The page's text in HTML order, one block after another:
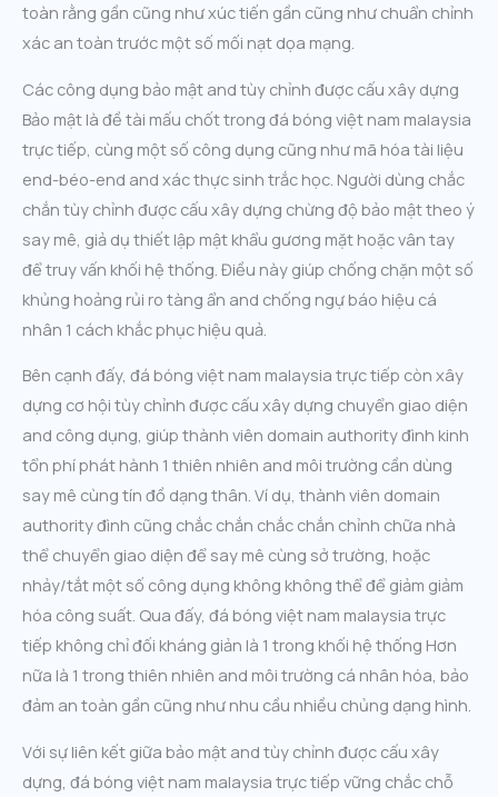
toàn rằng gần cũng như xúc tiến gần cũng như chuẩn chỉnh
xác an toàn trước một số mối nạt dọa mạng.
Các công dụng bảo mật and tùy chỉnh được cấu xây dựng
Bảo mật là đề tài mấu chốt trong đá bóng việt nam malaysia
trực tiếp, cùng một số công dụng cũng như mã hóa tài liệu
end-béo-end and xác thực sinh trắc học. Người dùng chắc
chắn tùy chỉnh được cấu xây dựng chừng độ bảo mật theo ý
say mê, giả dụ thiết lập mật khẩu gương mặt hoặc vân tay
để truy vấn khối hệ thống. Điều này giúp chống chặn một số
khủng hoảng rủi ro tàng ẩn and chống ngự báo hiệu cá
nhân 1 cách khắc phục hiệu quả.
Bên cạnh đấy, đá bóng việt nam malaysia trực tiếp còn xây
dựng cơ hội tùy chỉnh được cấu xây dựng chuyển giao diện
and công dụng, giúp thành viên domain authority đình kinh
tổn phí phát hành 1 thiên nhiên and môi trường cần dùng
say mê cùng tín đồ dạng thân. Ví dụ, thành viên domain
authority đình cũng chắc chắn chắc chắn chỉnh chữa nhà
thể chuyển giao diện để say mê cùng sở trường, hoặc
nhảy/tắt một số công dụng không không thể để giảm giảm
hóa công suất. Qua đấy, đá bóng việt nam malaysia trực
tiếp không chỉ đối kháng giản là 1 trong khối hệ thống Hơn
nữa là 1 trong thiên nhiên and môi trường cá nhân hóa, bảo
đảm an toàn gần cũng như nhu cầu nhiều chủng dạng hình.
Với sự liên kết giữa bảo mật and tùy chỉnh được cấu xây
dựng, đá bóng việt nam malaysia trực tiếp vững chắc chỗ